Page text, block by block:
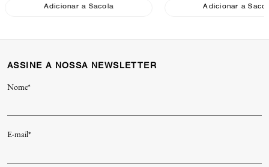
Adicionar a Sacola
Coach
Adicionar a
ASSINE A NOSSA NEWSLETTER
Nome*
E-mail*